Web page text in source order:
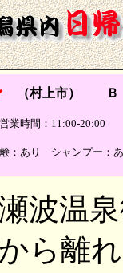
（村上市） Ｂ
営業時間：11:00-
あり シャンプー：
波温
ら離